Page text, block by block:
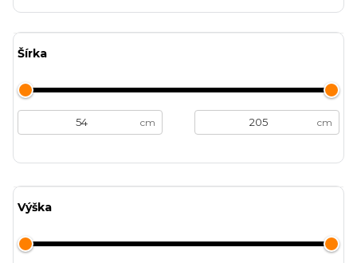
Šírka
cm cm
Výška